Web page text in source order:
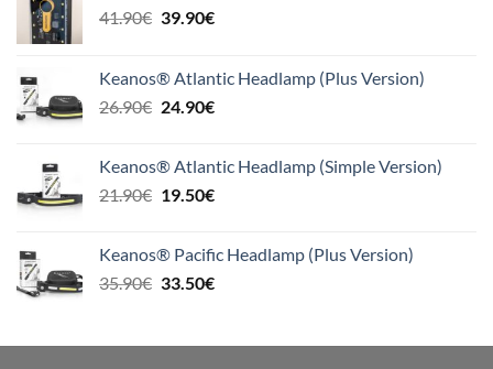
41.90€ Original
41.90€.
39.90€Η
είναι:
39.90€.
Keanos® Atlantic Headlamp (Plus Version)
26.90€ Original
26.90€.
24.90€Η
είναι:
24.90€.
Keanos® Atlantic Headlamp (Simple Version)
21.90€ Original
21.90€.
19.50€Η
είναι:
19.50€.
Keanos® Pacific Headlamp (Plus Version)
35.90€ Original
35.90€.
33.50€Η
είναι: